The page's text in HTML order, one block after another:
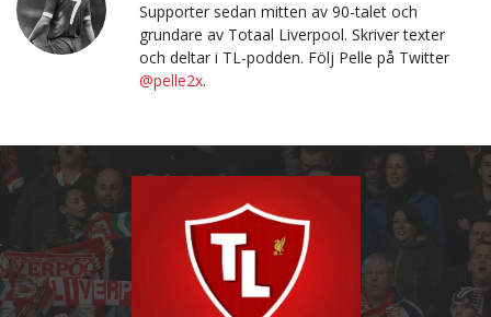
Supporter sedan mitten av 90-talet och
grundare av Totaal Liverpool. Skriver texter
och deltar i TL-podden. Följ Pelle på Twitter
@pelle2x.